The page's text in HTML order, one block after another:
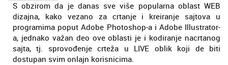
S obzirom da je danas sve više popularna oblast WEB
dizajna, kako vezano za crtanje i kreiranje sajtova u
programima poput Adobe Photoshop-a i Adobe Illustrator-
a, jednako važan deo ove oblasti je i kodiranje nacrtanog
sajta, tj. sprovođenje crteža u LIVE oblik koji de biti
dostupan svim onlajn korisnicima.